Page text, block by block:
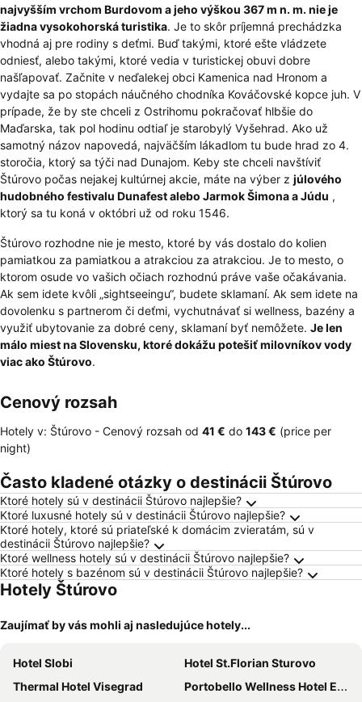
najvyšším vrchom Burdovom a jeho výškou 367 m n. m. nie je
žiadna vysokohorská turistika. Je to skôr príjemná prechádzka
vhodná aj pre rodiny s deťmi. Buď takými, ktoré ešte vládzete
odniesť, alebo takými, ktoré vedia v turistickej obuvi dobre
našľapovať. Začnite v neďalekej obci Kamenica nad Hronom a
vydajte sa po stopách náučného chodníka Kováčovské kopce juh. V
prípade, že by ste chceli z Ostrihomu pokračovať hlbšie do
Maďarska, tak pol hodinu odtiaľ je starobylý Vyšehrad. Ako už
samotný názov napovedá, najväčším lákadlom tu bude hrad zo 4.
storočia, ktorý sa týči nad Dunajom. Keby ste chceli navštíviť
Štúrovo počas nejakej kultúrnej akcie, máte na výber z júlového
hudobného festivalu Dunafest alebo Jarmok Šimona a Júdu ,
ktorý sa tu koná v októbri už od roku 1546.
Štúrovo rozhodne nie je mesto, ktoré by vás dostalo do kolien
pamiatkou za pamiatkou a atrakciou za atrakciou. Je to mesto, o
ktorom osude vo vašich očiach rozhodnú práve vaše očakávania.
Ak sem idete kvôli „sightseeingu“, budete sklamaní. Ak sem idete na
dovolenku s partnerom či deťmi, vychutnávať si wellness, bazény a
využiť ubytovanie za dobré ceny, sklamaní byť nemôžete. Je len
málo miest na Slovensku, ktoré dokážu potešiť milovníkov vody
viac ako Štúrovo.
Cenový rozsah
Hotely v: Štúrovo - Cenový rozsah od ‎41 € do ‎143 € (price per
night)
Často kladené otázky o destinácii Štúrovo
Ktoré hotely sú v destinácii Štúrovo najlepšie?
Ktoré luxusné hotely sú v destinácii Štúrovo najlepšie?
Ktoré hotely, ktoré sú priateľské k domácim zvieratám, sú v
destinácii Štúrovo najlepšie?
Ktoré wellness hotely sú v destinácii Štúrovo najlepšie?
Ktoré hotely s bazénom sú v destinácii Štúrovo najlepšie?
Hotely Štúrovo
Zaujímať by vás mohli aj nasledujúce hotely...
Hotel Slobi
Hotel St.Florian Sturovo
Thermal Hotel Visegrad
Portobello Wellness Hotel Esztergom